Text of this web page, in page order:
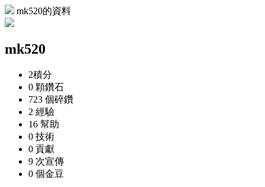
mk520的資料
mk520
2積分
0 顆鑽石
723 個碎鑽
2 經驗
16 幫助
0 技術
0 貢獻
9 次宣傳
0 個金豆